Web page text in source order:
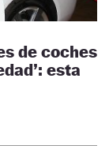
de coches
esta